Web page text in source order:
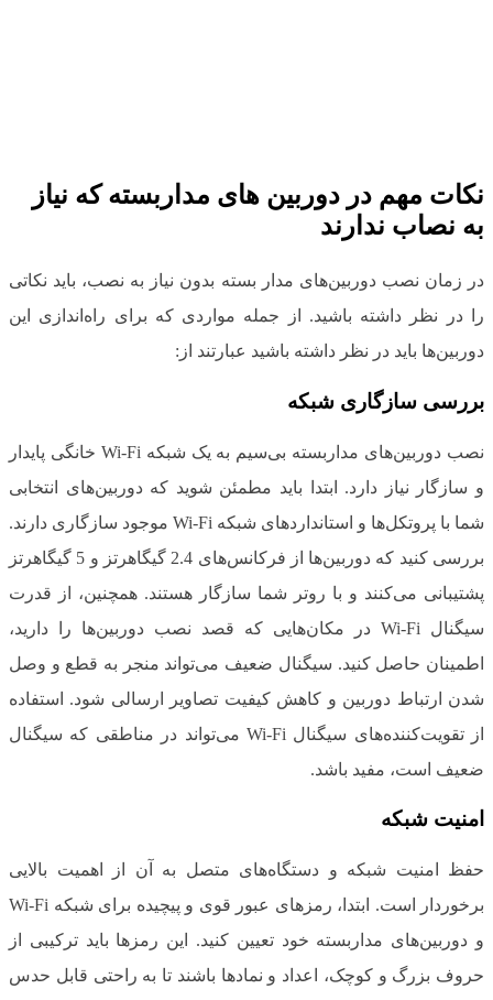
نکات مهم در دوربین های مداربسته که نیاز
به نصاب ندارند
در زمان نصب دوربین‌های مدار بسته بدون نیاز به نصب، باید نکاتی
را در نظر داشته باشید. از جمله مواردی که برای راه‌اندازی این
دوربین‌ها باید در نظر داشته باشید عبارتند از:
بررسی سازگاری شبکه
نصب دوربین‌های مداربسته بی‌سیم به یک شبکه Wi-Fi خانگی پایدار
و سازگار نیاز دارد. ابتدا باید مطمئن شوید که دوربین‌های انتخابی
شما با پروتکل‌ها و استانداردهای شبکه Wi-Fi موجود سازگاری دارند.
بررسی کنید که دوربین‌ها از فرکانس‌های 2.4 گیگاهرتز و 5 گیگاهرتز
پشتیبانی می‌کنند و با روتر شما سازگار هستند. همچنین، از قدرت
سیگنال Wi-Fi در مکان‌هایی که قصد نصب دوربین‌ها را دارید،
اطمینان حاصل کنید. سیگنال ضعیف می‌تواند منجر به قطع و وصل
شدن ارتباط دوربین و کاهش کیفیت تصاویر ارسالی شود. استفاده
از تقویت‌کننده‌های سیگنال Wi-Fi می‌تواند در مناطقی که سیگنال
ضعیف است، مفید باشد.
امنیت شبکه
حفظ امنیت شبکه و دستگاه‌های متصل به آن از اهمیت بالایی
برخوردار است. ابتدا، رمزهای عبور قوی و پیچیده برای شبکه Wi-Fi
و دوربین‌های مداربسته خود تعیین کنید. این رمزها باید ترکیبی از
حروف بزرگ و کوچک، اعداد و نمادها باشند تا به راحتی قابل حدس